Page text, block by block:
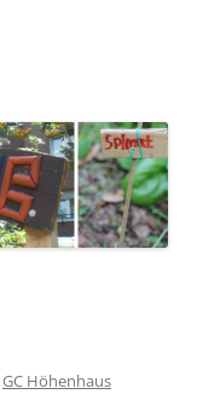
GC Höhenhaus